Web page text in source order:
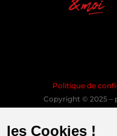
Politique de
Copyright © 2025 –
les Cookies !